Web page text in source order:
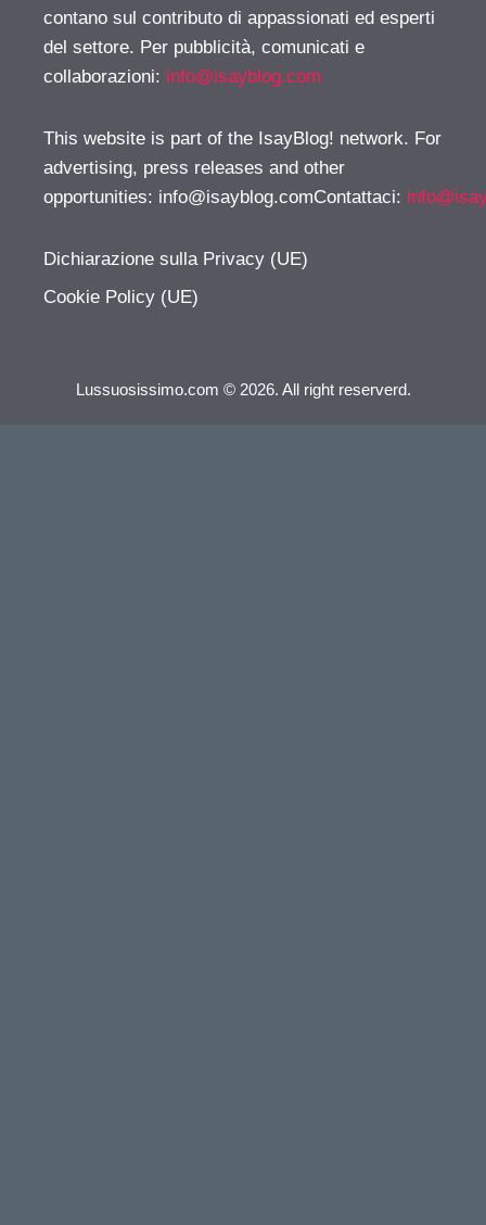
contano sul contributo di appassionati ed esperti
del settore. Per pubblicità, comunicati e
collaborazioni: info@isayblog.com
This website is part of the IsayBlog! network. For
advertising, press releases and other
opportunities: info@isayblog.comContattaci:
Dichiarazione sulla Privacy (UE)
Cookie Policy (UE)
Lussuosissimo.com © 2026. All right reserverd.